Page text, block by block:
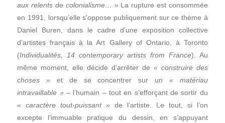
aux relents de colonialisme… » La rupture est consommée
en 1991, lorsqu’elle s’oppose publiquement sur ce thème à
Daniel Buren, dans le cadre d’une exposition collective
d’artistes français à la Art Gallery of Ontario, à Toronto
(Individualités, 14 contemporary artists from France). Au
même moment, elle décide d’arrêter de « construire des
choses » et de se concentrer sur un « matériau
intravaillable » – l’humain – tout en s’efforçant de sortir du
« caractère tout-puissant » de l’artiste. Le tout, si l’on
excepte l’immuable pratique du dessin, en s’appuyant